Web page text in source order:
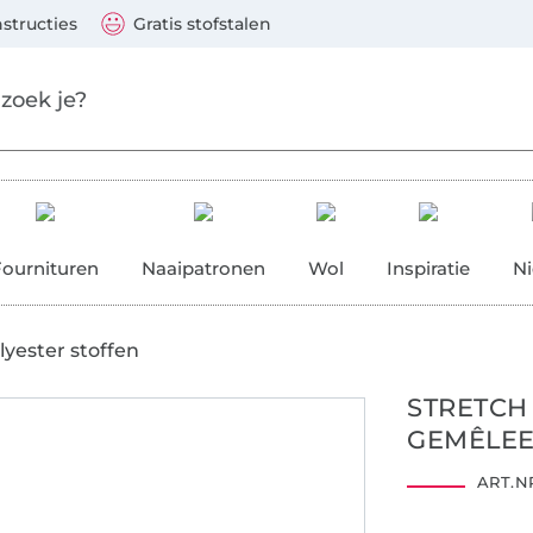
Gratis stofstalen
Naaipatronen Wol Inspiratie
stoffen
Mastercard, PayPal, iDeal, Vooruitbetaling via